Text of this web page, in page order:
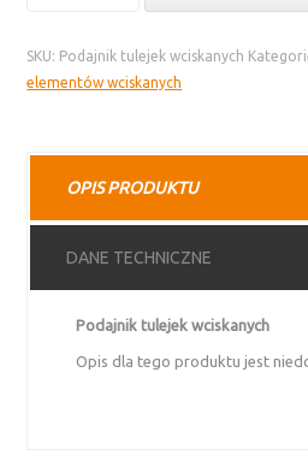
wciskanych
SKU: Podajnik tulejek wciskanych
elementów wciskanych
OPIS PRODUKTU
DANE TECHNICZNE
Podajnik tulejek wciskanych
Opis dla tego produktu jest